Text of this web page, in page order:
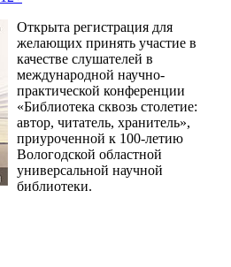
Открыта регистрация для
желающих принять участие в
качестве слушателей в
международной научно-
практической конференции
«Библиотека сквозь столетие:
автор, читатель, хранитель»,
приуроченной к 100-летию
Вологодской областной
универсальной научной
библиотеки.